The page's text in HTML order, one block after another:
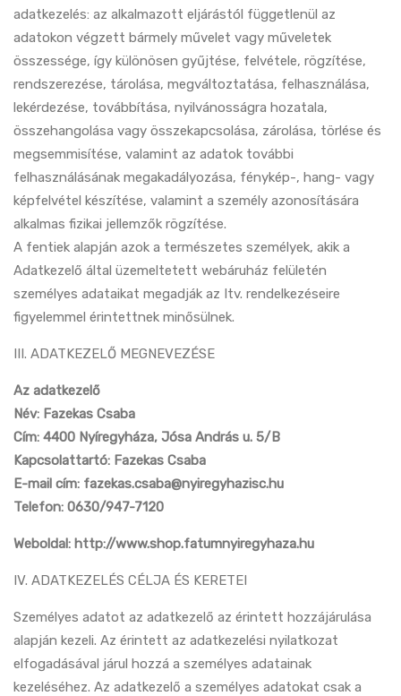
adatkezelés: az alkalmazott eljárástól függetlenül az
adatokon végzett bármely művelet vagy műveletek
összessége, így különösen gyűjtése, felvétele, rögzítése,
rendszerezése, tárolása, megváltoztatása, felhasználása,
lekérdezése, továbbítása, nyilvánosságra hozatala,
összehangolása vagy összekapcsolása, zárolása, törlése és
megsemmisítése, valamint az adatok további
felhasználásának megakadályozása, fénykép-, hang- vagy
képfelvétel készítése, valamint a személy azonosítására
alkalmas fizikai jellemzők rögzítése.
A fentiek alapján azok a természetes személyek, akik a
Adatkezelő által üzemeltetett webáruház felületén
személyes adataikat megadják az Itv. rendelkezéseire
figyelemmel érintettnek minősülnek.
III. ADATKEZELŐ MEGNEVEZÉSE
Az adatkezelő
Név: Fazekas Csaba
Cím: 4400 Nyíregyháza, Jósa András u. 5/B
Kapcsolattartó: Fazekas Csaba
E-mail cím: fazekas.csaba@nyiregyhazisc.hu
Telefon: 0630/947-7120
Weboldal: http://www.shop.fatumnyiregyhaza.hu
IV. ADATKEZELÉS CÉLJA ÉS KERETEI
Személyes adatot az adatkezelő az érintett hozzájárulása
alapján kezeli. Az érintett az adatkezelési nyilatkozat
elfogadásával járul hozzá a személyes adatainak
kezeléséhez. Az adatkezelő a személyes adatokat csak a